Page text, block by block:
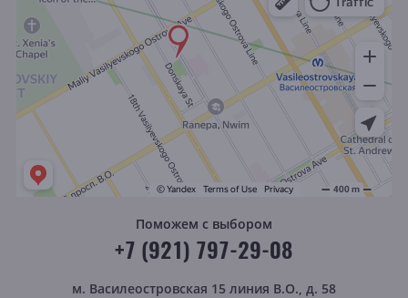
Поможем с выбором
+7 (921) 797-29-08
м. Василеостровская 15 линия В.О., д. 58